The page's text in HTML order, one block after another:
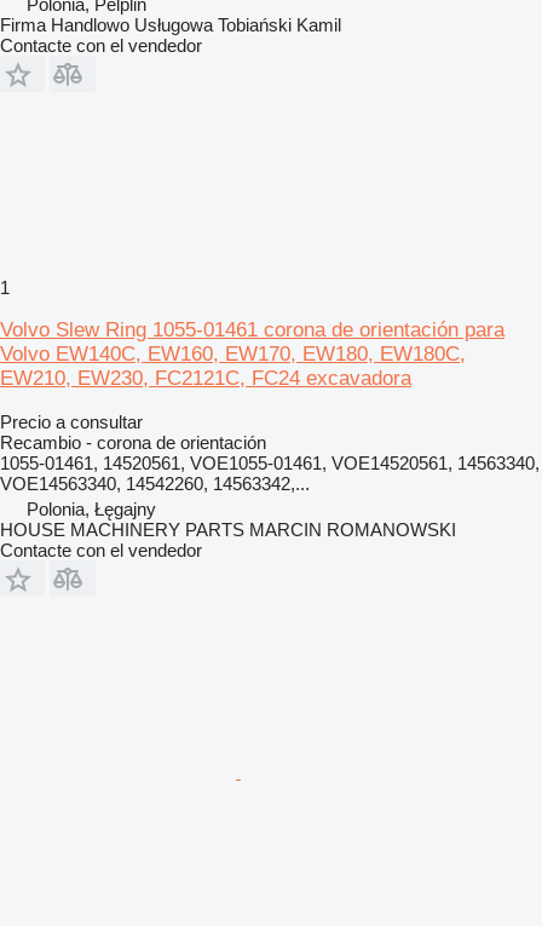
Firma Handlowo Usługowa Tobiański Kamil
Contacte con el vendedor
1
Volvo Slew Ring 1055-01461 corona de orientación para
Volvo EW140C, EW160, EW170, EW180, EW180C,
EW210, EW230, FC2121C, FC24 excavadora
Precio a consultar
Recambio - corona de orientación
1055-01461, 14520561, VOE1055-01461, VOE14520561, 14563340,
VOE14563340, 14542260, 14563342,...
Polonia, Łęgajny
HOUSE MACHINERY PARTS MARCIN ROMANOWSKI
Contacte con el vendedor